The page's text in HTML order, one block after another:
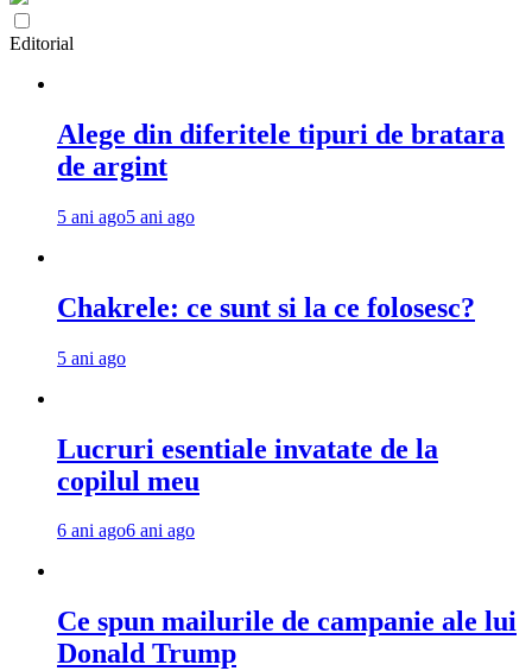
Editorial
Alege din diferitele tipuri de bratara
de argint
5 ani ago5 ani ago
Chakrele: ce sunt si la ce folosesc?
5 ani ago
Lucruri esentiale invatate de la
copilul meu
6 ani ago6 ani ago
Ce spun mailurile de campanie ale lui
Donald Trump